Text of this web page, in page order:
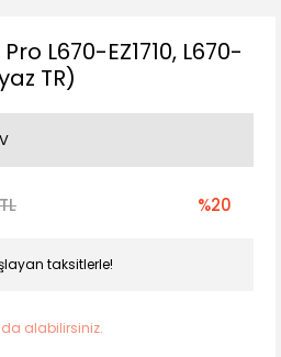
L670-EZ1710, L670-
TR)
%20
taksitlerle!
alabilirsiniz.